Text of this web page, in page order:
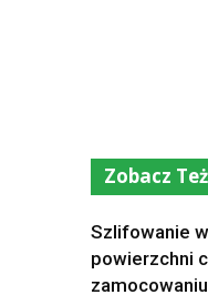
Zobacz Też
Szlifowanie
powierzchni
zamocowaniu